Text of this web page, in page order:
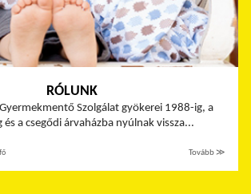
RÓLUNK
Szolgálat gyökerei 1988-ig, a
és a csegődi árvaházba nyúlnak vissza...
Tovább ≫